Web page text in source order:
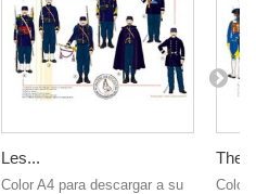
Les...
Color A4 para descargar a su
The
Color